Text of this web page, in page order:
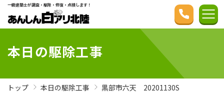
一級建築士が調査・駆除・修復・点検します！
本日の駆除工事
トップ 本日の駆除工事 黒部市六天 20201130S